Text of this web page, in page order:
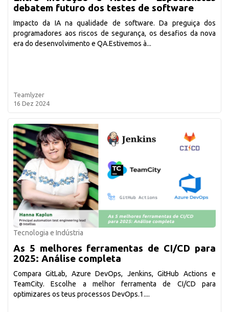
debatem futuro dos testes de software
Impacto da IA na qualidade de software. Da preguiça dos
programadores aos riscos de segurança, os desafios da nova
era do desenvolvimento e QA.Estivemos à...
Teamlyzer
16 Dez 2024
Tecnologia e Indústria
As 5 melhores ferramentas de CI/CD para
2025: Análise completa
Compara GitLab, Azure DevOps, Jenkins, GitHub Actions e
TeamCity. Escolhe a melhor ferramenta de CI/CD para
optimizares os teus processos DevOps.1....